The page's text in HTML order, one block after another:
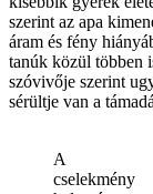
szerint az apa
áram és fény
tanúk közül többen
szóvivője szerint
sérültje van a
A
cselekmény